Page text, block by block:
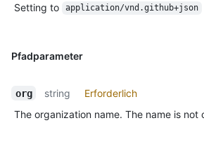
Setting to
application/vnd.github+json
Pfadparameter
org string
Erforderlich
The organization name. The name is not